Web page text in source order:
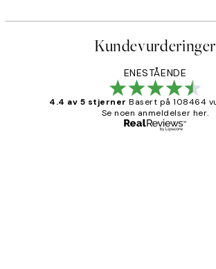
Kundevurderinger
ENESTÅENDE
4.4 av 5 stjerner Basert på 108464
Se noen anmeldelser her.